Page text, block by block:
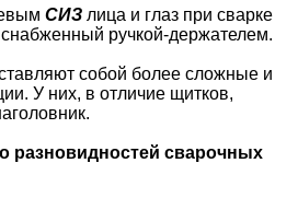
СИЗ лица и глаз при сварке
ручкой-держателем.
собой более сложные и
У них, в отличие щитков,
разновидностей сварочных